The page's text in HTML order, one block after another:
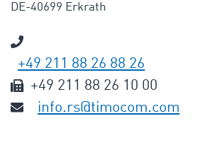
DE-40699 Erkrath
+49 211 88 26 88 26
+49 211 88 26 10 00
info.rs@timocom.com